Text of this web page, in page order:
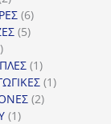
προϊόντα
66
προϊόντα
55
1
προϊόν11
προϊόν
11
22
11